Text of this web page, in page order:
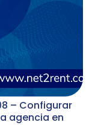
– Configurar
agencia en